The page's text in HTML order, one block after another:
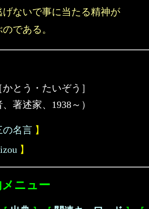
げないで事に当たる精神が
である。
とう・たいぞう］
、著述家、1938～）
の名言 】
】
ニュー